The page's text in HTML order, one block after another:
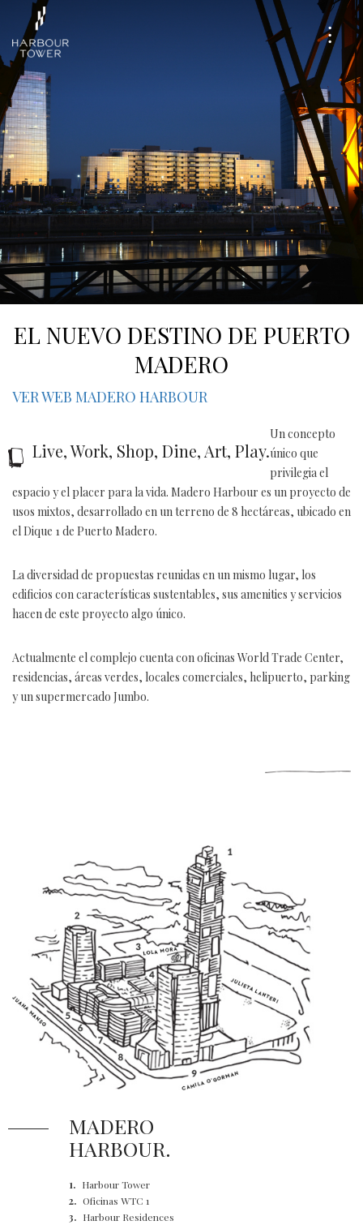
Proyecto
Amenities
Tour Virtual
Ginevra + Ott
Madero Harbour
Partners
Contacto
EL NUEVO DESTINO DE PUERTO
MADERO
VER WEB MADERO HARBOUR
Live, Work, Shop, Dine, Art, Play.
Un concepto
único que
privilegia el
espacio y el placer para la vida. Madero Harbour es un proyecto de
usos mixtos, desarrollado en un terreno de 8 hectáreas, ubicado en
el Dique 1 de Puerto Madero.
La diversidad de propuestas reunidas en un mismo lugar, los
edificios con características sustentables, sus amenities y servicios
hacen de este proyecto algo único.
Actualmente el complejo cuenta con oficinas World Trade Center,
residencias, áreas verdes, locales comerciales, helipuerto, parking
y un supermercado Jumbo.
MADERO
HARBOUR.
1. Harbour Tower
2. Oficinas WTC 1
3. Harbour Residences